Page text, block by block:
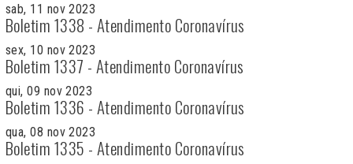
sab, 11 nov 2023
Boletim 1338 - Atendimento Coronavírus
sex, 10 nov 2023
Boletim 1337 - Atendimento Coronavírus
qui, 09 nov 2023
Boletim 1336 - Atendimento Coronavírus
qua, 08 nov 2023
Boletim 1335 - Atendimento Coronavírus